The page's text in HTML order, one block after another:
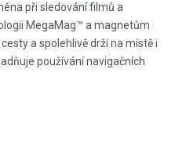
při sledování filmů a
MegaMag™ a magnetům
a spolehlivě drží na místě i
používání navigačních